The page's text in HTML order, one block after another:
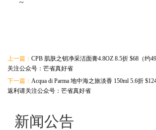
~
上一篇： CPB 肌肤之钥净采洁面膏4.8OZ 8.5折 $68（约
关注公众号：芒省真好省
下一篇： Acqua di Parma 地中海之旅淡香 150ml 5.6折
返利请关注公众号：芒省真好省
新闻公告